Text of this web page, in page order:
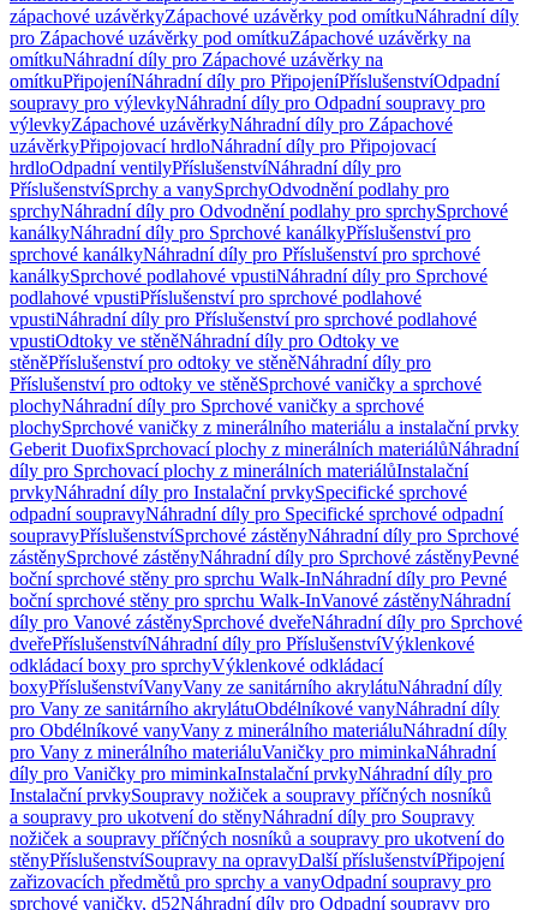
zápachové uzávěrkyZápachové uzávěrky pod omítkuNáhradní díly
pro Zápachové uzávěrky pod omítkuZápachové uzávěrky na
omítkuNáhradní díly pro Zápachové uzávěrky na
omítkuPřipojeníNáhradní díly pro PřipojeníPříslušenstvíOdpadní
soupravy pro výlevkyNáhradní díly pro Odpadní soupravy pro
výlevkyZápachové uzávěrkyNáhradní díly pro Zápachové
uzávěrkyPřipojovací hrdloNáhradní díly pro Připojovací
hrdloOdpadní ventilyPříslušenstvíNáhradní díly pro
PříslušenstvíSprchy a vanySprchyOdvodnění podlahy pro
sprchyNáhradní díly pro Odvodnění podlahy pro sprchySprchové
kanálkyNáhradní díly pro Sprchové kanálkyPříslušenství pro
sprchové kanálkyNáhradní díly pro Příslušenství pro sprchové
kanálkySprchové podlahové vpustiNáhradní díly pro Sprchové
podlahové vpustiPříslušenství pro sprchové podlahové
vpustiNáhradní díly pro Příslušenství pro sprchové podlahové
vpustiOdtoky ve stěněNáhradní díly pro Odtoky ve
stěněPříslušenství pro odtoky ve stěněNáhradní díly pro
Příslušenství pro odtoky ve stěněSprchové vaničky a sprchové
plochyNáhradní díly pro Sprchové vaničky a sprchové
plochySprchové vaničky z minerálního materiálu a instalační prvky
Geberit DuofixSprchovací plochy z minerálních materiálůNáhradní
díly pro Sprchovací plochy z minerálních materiálůInstalační
prvkyNáhradní díly pro Instalační prvkySpecifické sprchové
odpadní soupravyNáhradní díly pro Specifické sprchové odpadní
soupravyPříslušenstvíSprchové zástěnyNáhradní díly pro Sprchové
zástěnySprchové zástěnyNáhradní díly pro Sprchové zástěnyPevné
boční sprchové stěny pro sprchu Walk-InNáhradní díly pro Pevné
boční sprchové stěny pro sprchu Walk-InVanové zástěnyNáhradní
díly pro Vanové zástěnySprchové dveřeNáhradní díly pro Sprchové
dveřePříslušenstvíNáhradní díly pro PříslušenstvíVýklenkové
odkládací boxy pro sprchyVýklenkové odkládací
boxyPříslušenstvíVanyVany ze sanitárního akrylátuNáhradní díly
pro Vany ze sanitárního akrylátuObdélníkové vanyNáhradní díly
pro Obdélníkové vanyVany z minerálního materiáluNáhradní díly
pro Vany z minerálního materiáluVaničky pro miminkaNáhradní
díly pro Vaničky pro miminkaInstalační prvkyNáhradní díly pro
Instalační prvkySoupravy nožiček a soupravy příčných nosníků
a soupravy pro ukotvení do stěnyNáhradní díly pro Soupravy
nožiček a soupravy příčných nosníků a soupravy pro ukotvení do
stěnyPříslušenstvíSoupravy na opravyDalší příslušenstvíPřipojení
zařizovacích předmětů pro sprchy a vanyOdpadní soupravy pro
sprchové vaničky, d52Náhradní díly pro Odpadní soupravy pro